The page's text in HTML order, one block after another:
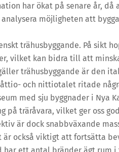
har ökat på senare år, då
möjligheten att
trähusbyggande. På sikt
vilket kan bidra till att
trähusbyggande är den
och nittiotalet ritade
med sju byggnader i Nya
på träråvara, vilket ger oss
är dock snabbväxande
också viktigt att fortsätta
har ett antal bränder ägt rum